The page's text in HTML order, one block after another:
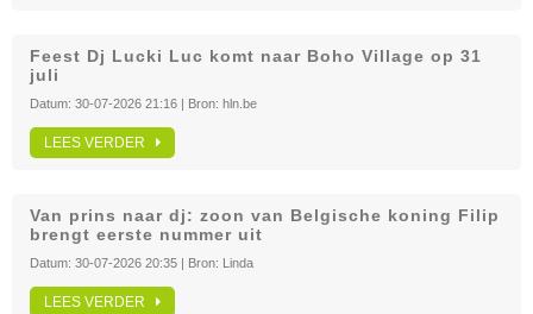
Feest Dj Lucki Luc komt naar Boho Village op 31
juli
Datum: 30-07-2026 21:16 | Bron: hln.be
LEES VERDER
Van prins naar dj: zoon van Belgische koning Filip
brengt eerste nummer uit
Datum: 30-07-2026 20:35 | Bron: Linda
LEES VERDER